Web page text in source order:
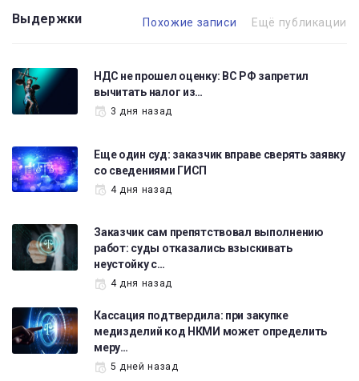
Выдержки Похожие записи Ещё публикации
НДС не прошел оценку: ВС РФ запретил
вычитать налог из…
3 дня назад
Еще один суд: заказчик вправе сверять заявку
со сведениями ГИСП
4 дня назад
Заказчик сам препятствовал выполнению
работ: суды отказались взыскивать
неустойку с…
4 дня назад
Кассация подтвердила: при закупке
медизделий код НКМИ может определить
меру…
5 дней назад